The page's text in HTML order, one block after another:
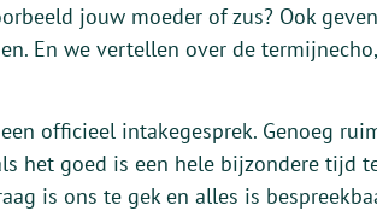
jouw moeder of zus? Ook
En we vertellen over de
officieel intakegesprek. Genoeg
het goed is een hele bijzondere tijd
is ons te gek en alles is